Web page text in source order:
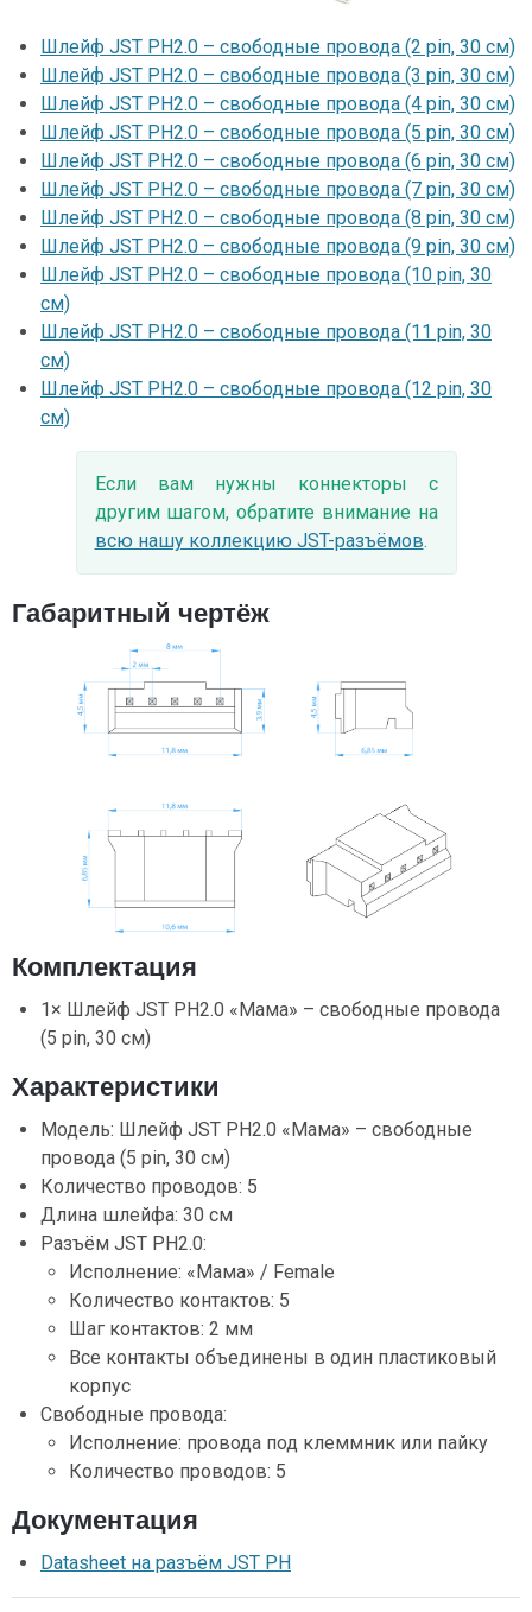
Шлейф JST PH2.0 – свободные провода (2 pin, 30 см)
Шлейф JST PH2.0 – свободные провода (3 pin, 30 см)
Шлейф JST PH2.0 – свободные провода (4 pin, 30 см)
Шлейф JST PH2.0 – свободные провода (5 pin, 30 см)
Шлейф JST PH2.0 – свободные провода (6 pin, 30 см)
Шлейф JST PH2.0 – свободные провода (7 pin, 30 см)
Шлейф JST PH2.0 – свободные провода (8 pin, 30 см)
Шлейф JST PH2.0 – свободные провода (9 pin, 30 см)
Шлейф JST PH2.0 – свободные провода (10 pin, 30
см)
Шлейф JST PH2.0 – свободные провода (11 pin, 30
см)
Шлейф JST PH2.0 – свободные провода (12 pin, 30
см)
Если вам нужны коннекторы с
другим шагом, обратите внимание на
всю нашу коллекцию JST-разъёмов.
Габаритный чертёж
Комплектация
1× Шлейф JST PH2.0 «Мама» – свободные провода
(5 pin, 30 см)
Характеристики
Модель: Шлейф JST PH2.0 «Мама» – свободные
провода (5 pin, 30 см)
Количество проводов: 5
Длина шлейфа: 30 см
Разъём JST PH2.0:
Исполнение: «Мама» / Female
Количество контактов: 5
Шаг контактов: 2 мм
Все контакты объединены в один пластиковый
корпус
Свободные провода:
Исполнение: провода под клеммник или пайку
Количество проводов: 5
Документация
Datasheet на разъём JST PH